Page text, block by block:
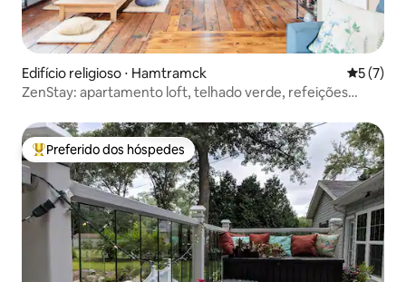
Edifício religioso ⋅ Hamtramck 5 de
5 (7)
ZenStay: apartamento loft, telhado verde, refeições
Entre os melhores preferidos dos hóspedes
Preferido dos hóspedes